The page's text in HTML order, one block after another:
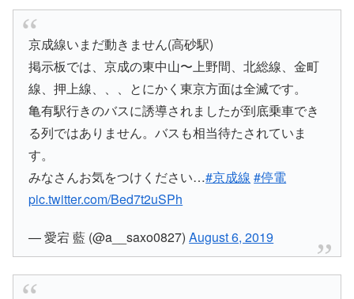
京成線いまだ動きません(高砂駅)
掲示板では、京成の東中山〜上野間、北総線、金町
線、押上線、、、とにかく東京方面は全滅です。
亀有駅行きのバスに誘導されましたが到底乗車でき
る列ではありません。バスも相当待たされていま
す。
みなさんお気をつけください…#京成線 #停電
pic.twitter.com/Bed7t2uSPh
— 愛宕 藍 (@a__saxo0827)August 6, 2019